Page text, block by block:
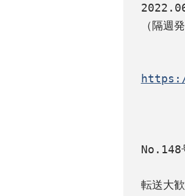
（隔週
No.148
転送大